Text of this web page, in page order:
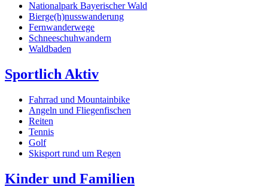
Nationalpark Bayerischer Wald
Bierge(h)nusswanderung
Fernwanderwege
Schneeschuhwandern
Waldbaden
Sportlich Aktiv
Fahrrad und Mountainbike
Angeln und Fliegenfischen
Reiten
Tennis
Golf
Skisport rund um Regen
Kinder und Familien